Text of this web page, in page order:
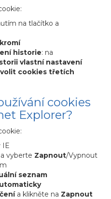
na tlačítko a
historie: na
vlastní nastavení
cookies třetích
cookies
Explorer?
IE
vyberte Zapnout/Vypnout
seznam
a klikněte na Zapnout